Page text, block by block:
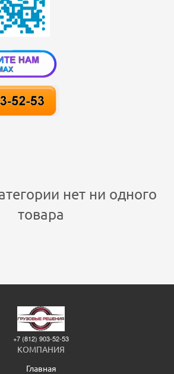
нет ни одного
товара
+7 (812) 903-52-53
КОМПАНИЯ
Главная